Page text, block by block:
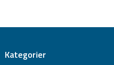
Kategorier